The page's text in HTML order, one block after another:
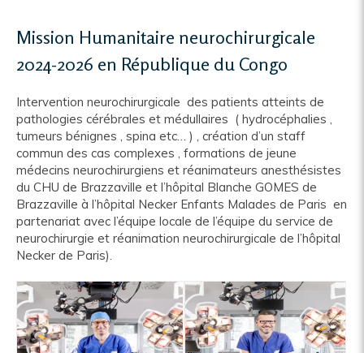
Mission Humanitaire neurochirurgicale
2024-2026 en République du Congo
Intervention neurochirurgicale des patients atteints de
pathologies cérébrales et médullaires ( hydrocéphalies ,
tumeurs bénignes , spina etc… ) , création d’un staff
commun des cas complexes , formations de jeune
médecins neurochirurgiens et réanimateurs anesthésistes
du CHU de Brazzaville et l’hôpital Blanche GOMES de
Brazzaville à l’hôpital Necker Enfants Malades de Paris en
partenariat avec l’équipe locale de l’équipe du service de
neurochirurgie et réanimation neurochirurgicale de l’hôpital
Necker de Paris).